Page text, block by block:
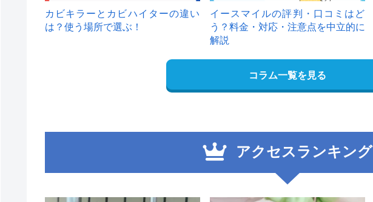
カビキラーとカビハイターの違い
は？使う場所で選ぶ！
イースマイルの評判・口コミはど
う？料金・対応・注意点を中立的に
解説
コラム一覧を見る
アクセスランキング